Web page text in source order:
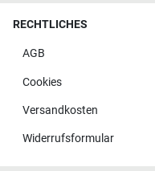
RECHTLICHES
AGB
Cookies
Versandkosten
Widerrufsformular